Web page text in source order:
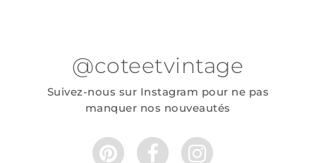
@coteetvintage
Suivez-nous sur Instagram pour ne pas
manquer nos nouveautés